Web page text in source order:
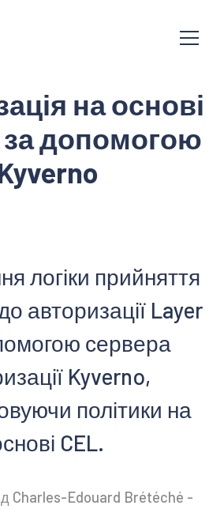
на основі
за допомогою
логіки прийняття
авторизації Layer
сервера
Kyverno,
політики на
CEL.
Charles-Edouard Brétéché -